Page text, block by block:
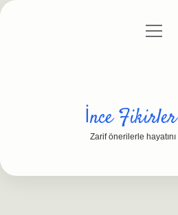
Gizlilik menüyü
İnce
Zarif önerilerle